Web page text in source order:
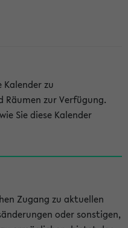
zu
Räumen zur Verfügung.
Sie diese Kalender
Zugang zu aktuellen
oder sonstigen,